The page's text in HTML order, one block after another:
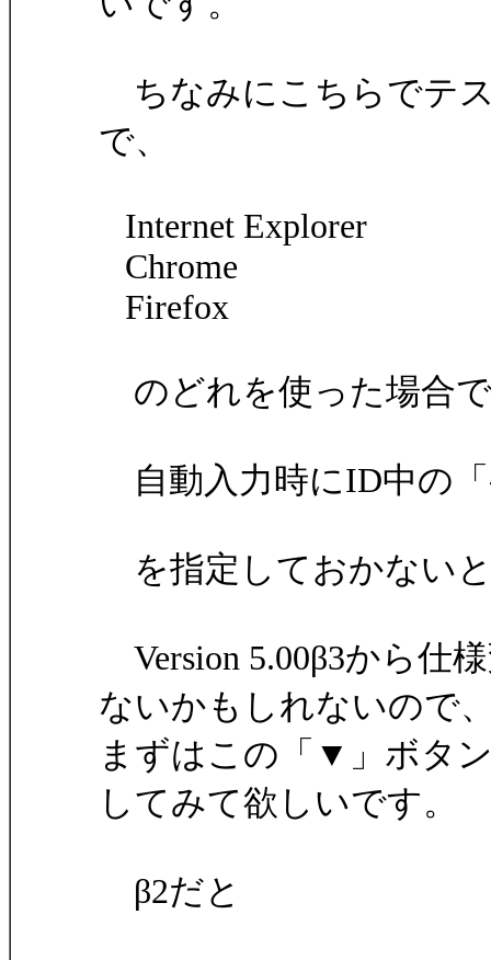
ちなみにこちらでテ
で、
Internet Explorer
Chrome
Firefox
のどれを使った場合
自動入力時にID中の
を指定しておかない
Version 5.00β3から仕
ないかもしれないので
まずはこの「▼」ボタ
してみて欲しいです。
β2だと